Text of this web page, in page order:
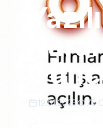
19.01.2025 75